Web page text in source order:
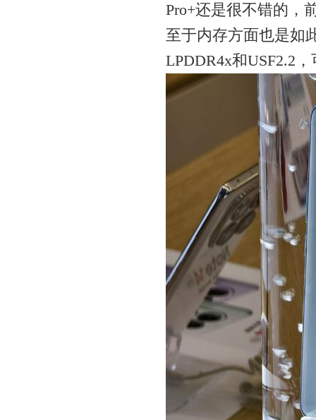
Pro+还是很不错的，
至于内存方面也是如
LPDDR4x和USF2.2